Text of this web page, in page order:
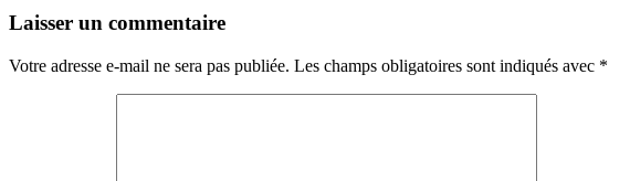
Laisser un commentaire
Votre adresse e-mail ne sera pas publiée. Les champs obligatoires sont indiqués avec *